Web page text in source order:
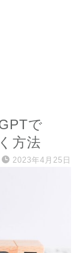
で
方法
2023年4月25日